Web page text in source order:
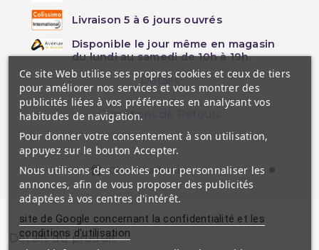
Livraison 5 à 6 jours ouvrés
Disponible le jour même en magasin
du lundi au samedi de 10h à 19h.
Détails
Conditions de Retours
Cartes cadeaux
Détails du produit
Ce site Web utilise ses propres cookies et ceux de tiers
pour améliorer nos services et vous montrer des
publicités liées à vos préférences en analysant vos
habitudes de navigation.
Pour donner votre consentement à son utilisation,
appuyez sur le bouton Accepter.
Nous utilisons des cookies pour personnaliser les
annonces, afin de vous proposer des publicités
adaptées à vos centres d'intérêt.
site de Google concernant la confidentialité et les
conditions d'utilisation